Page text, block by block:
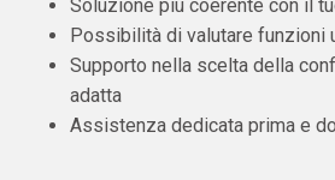
Soluzione più coerente con il
Possibilità di valutare funzioni
Supporto nella scelta della
adatta
Assistenza dedicata prima e